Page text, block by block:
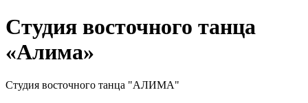
Студия восточного танца
«Алима»
Студия восточного танца "АЛИМА"